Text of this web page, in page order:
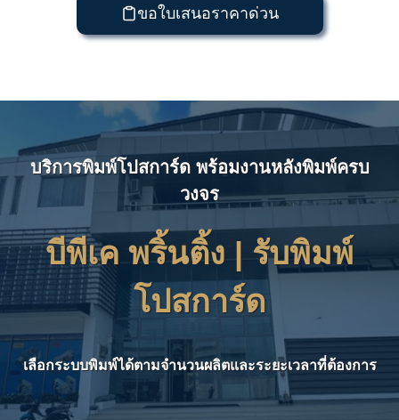
ขอใบเสนอราคาด่วน
บริการพิมพ์โปสการ์ด พร้อมงานหลังพิมพ์ครบ
วงจร
บีพีเค พริ้นติ้ง | รับพิมพ์
โปสการ์ด
เลือกระบบพิมพ์ได้ตามจำนวนผลิตและระยะเวลาที่ต้องการ